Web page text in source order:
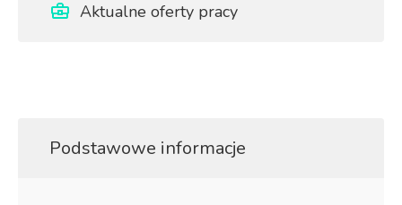
Aktualne oferty pracy
Podstawowe informacje